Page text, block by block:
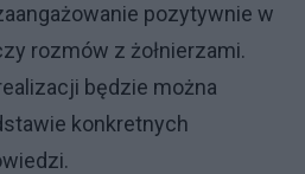
pozytywnie w
rozmów z żołnierzami.
będzie można
konkretnych